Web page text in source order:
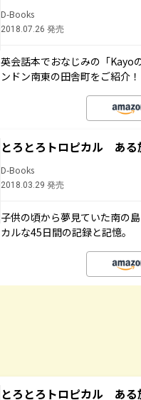
D-Books
2018.07.26 発売
英会話本でおなじみの「Kayo
ンドン南東の田舎町をご紹介！
とろとろトロピカル あ
D-Books
2018.03.29 発売
子供の頃から夢見ていた南の
カルな45日間の記録と記憶。
とろとろトロピカル あ